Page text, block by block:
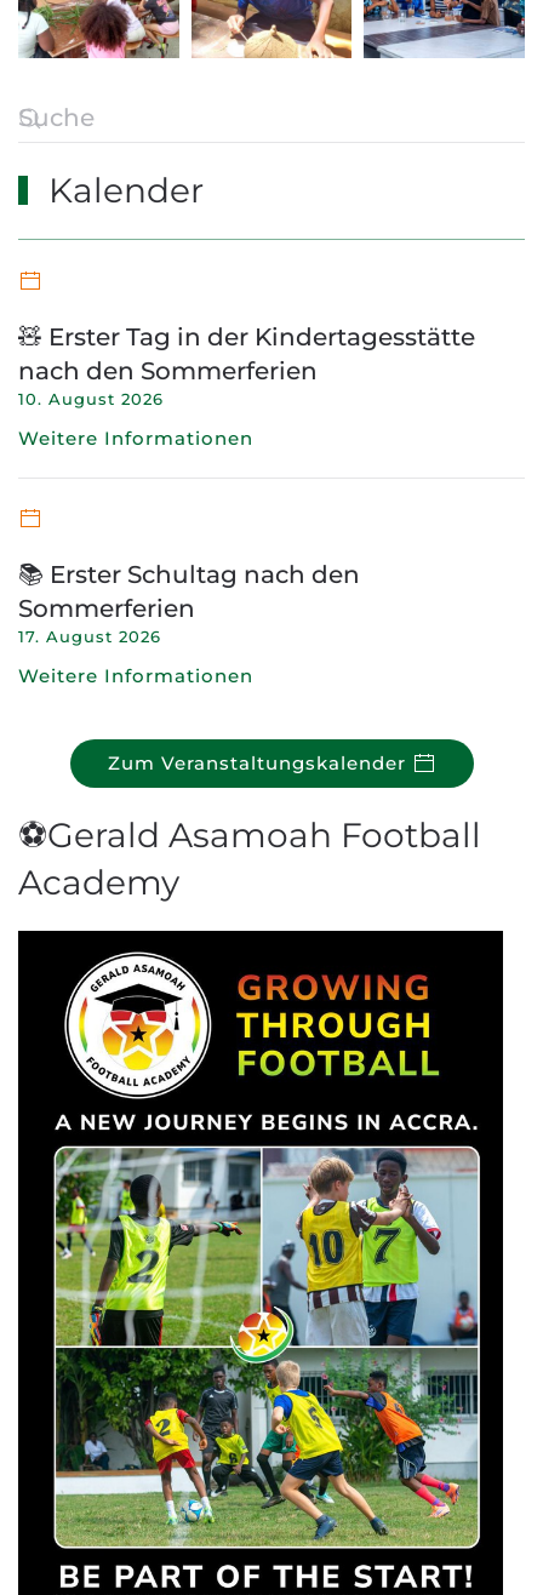
Kalender
🧸 Erster Tag in der Kindertagesstätte
nach den Sommerferien
10. August 2026
Weitere Informationen
📚 Erster Schultag nach den
Sommerferien
17. August 2026
Weitere Informationen
Zum Veranstaltungskalender
⚽Gerald Asamoah Football
Academy